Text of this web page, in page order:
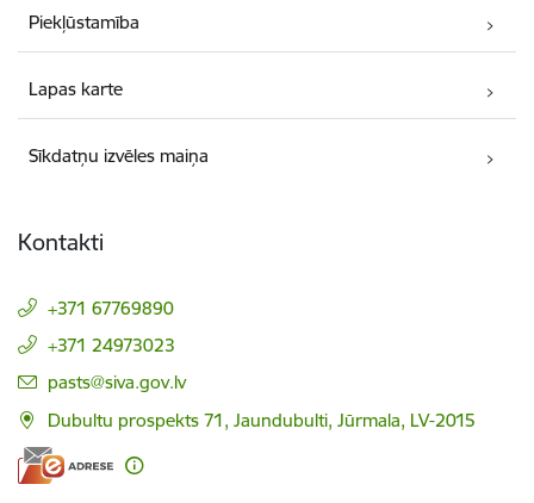
Piekļūstamība
Lapas karte
Sīkdatņu izvēles maiņa
Kontakti
+371 67769890
+371 24973023
E-pasts:
pasts@siva.gov.lv
Dubultu prospekts 71, Jaundubulti, Jūrmala, LV-2015